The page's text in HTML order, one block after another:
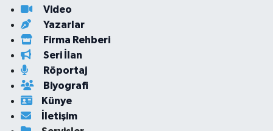
Video
Yazarlar
Firma Rehberi
Seri İlan
Röportaj
Biyografi
Künye
İletişim